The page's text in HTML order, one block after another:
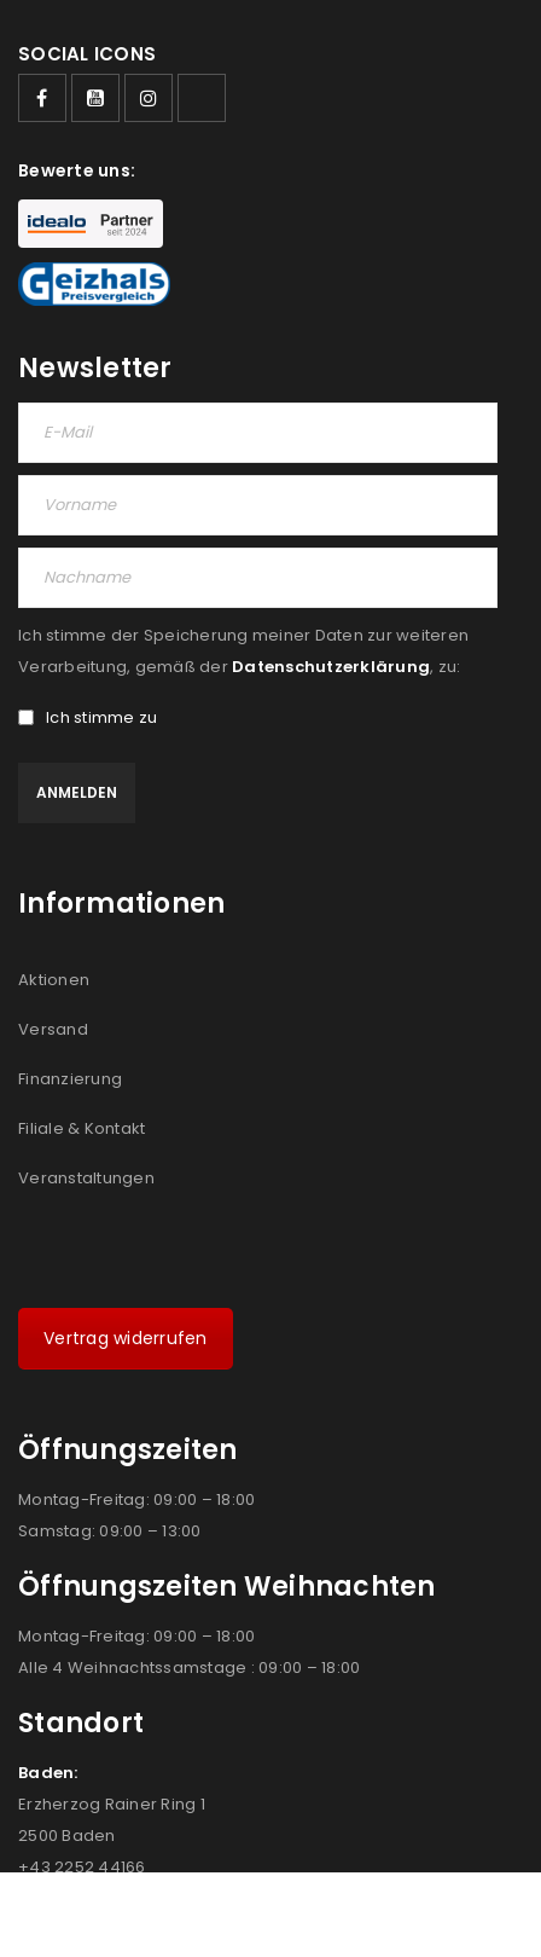
SOCIAL ICONS
Bewerte uns:
Newsletter
Ich stimme der Speicherung meiner Daten zur weiteren
Verarbeitung, gemäß der Datenschutzerklärung, zu:
Ich stimme zu
Informationen
Aktionen
Versand
Finanzierung
Filiale & Kontakt
Veranstaltungen
Vertrag widerrufen
Öffnungszeiten
Montag-Freitag: 09:00 – 18:00
Samstag: 09:00 – 13:00
Öffnungszeiten Weihnachten
Montag-Freitag: 09:00 – 18:00
Alle 4 Weihnachtssamstage : 09:00 – 18:00
Standort
Baden:
Erzherzog Rainer Ring 1
2500 Baden
+43 2252 44166